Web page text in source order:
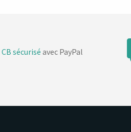
sécurisé avec PayPal